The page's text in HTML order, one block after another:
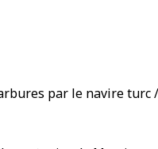
par le navire turc